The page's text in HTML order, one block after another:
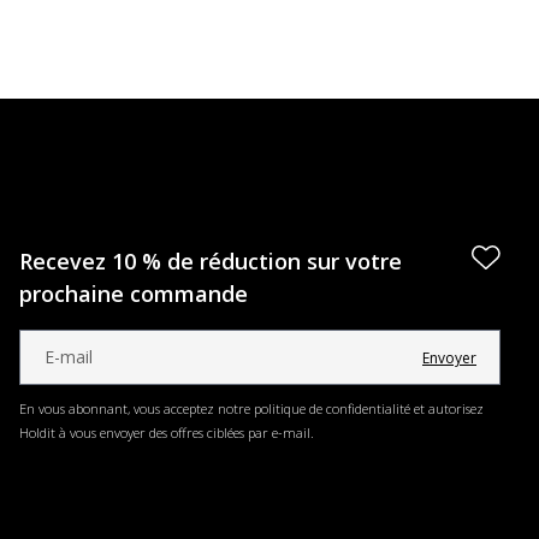
Recevez 10 % de réduction sur votre
prochaine commande
Envoyer
En vous abonnant, vous acceptez notre politique de confidentialité et autorisez
Holdit à vous envoyer des offres ciblées par e-mail.